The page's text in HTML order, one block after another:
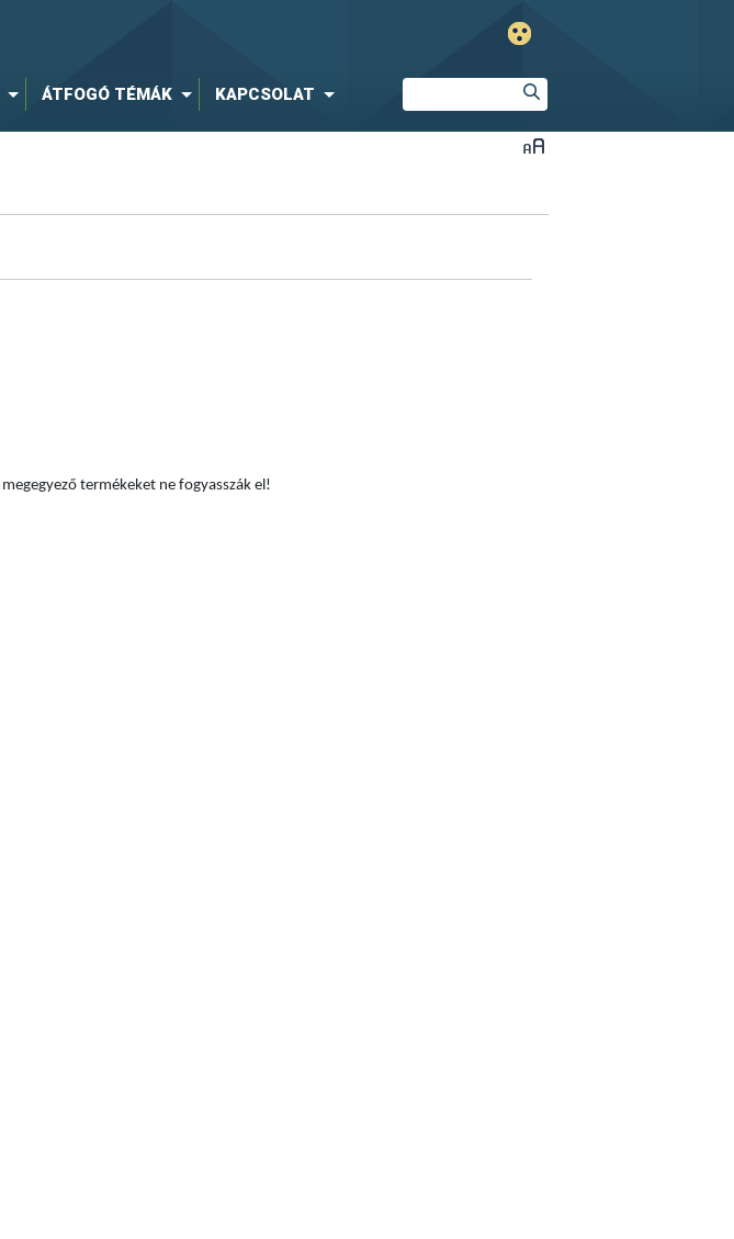
ÁTFOGÓ TÉMÁK KAPCSOLAT
A Nébih kéri a gluténre érzékeny vásárlókat, hogy az alábbi azonosító adatokkal megegyező termékeket ne fogyasszák el!